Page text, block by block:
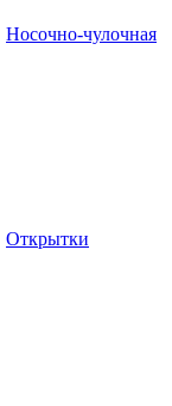
Носочно-чулочная
Открытки